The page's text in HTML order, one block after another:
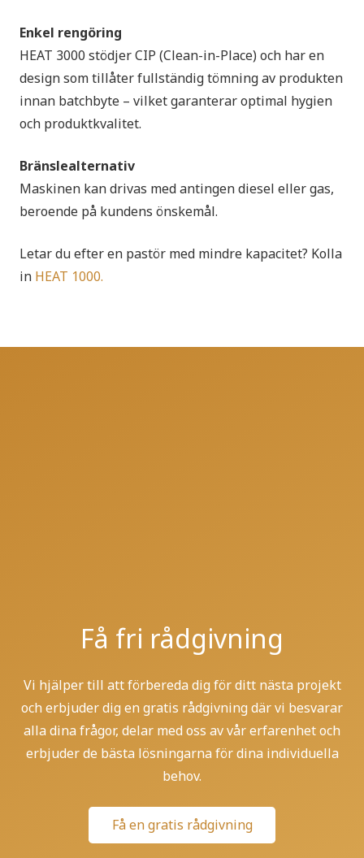
Enkel rengöring
HEAT 3000 stödjer CIP (Clean-in-Place) och har en
design som tillåter fullständig tömning av produkten
innan batchbyte – vilket garanterar optimal hygien
och produktkvalitet.
Bränslealternativ
Maskinen kan drivas med antingen diesel eller gas,
beroende på kundens önskemål.
Letar du efter en pastör med mindre kapacitet? Kolla
in HEAT 1000.
Få fri rådgivning
Vi hjälper till att förbereda dig för ditt nästa projekt
och erbjuder dig en gratis rådgivning där vi besvarar
alla dina frågor, delar med oss av vår erfarenhet och
erbjuder de bästa lösningarna för dina individuella
behov.
Få en gratis rådgivning